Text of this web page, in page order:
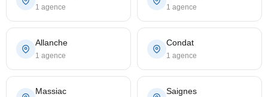
1 agence 1 agence
Allanche
1 agence
Condat
1 agence
Massiac Saignes